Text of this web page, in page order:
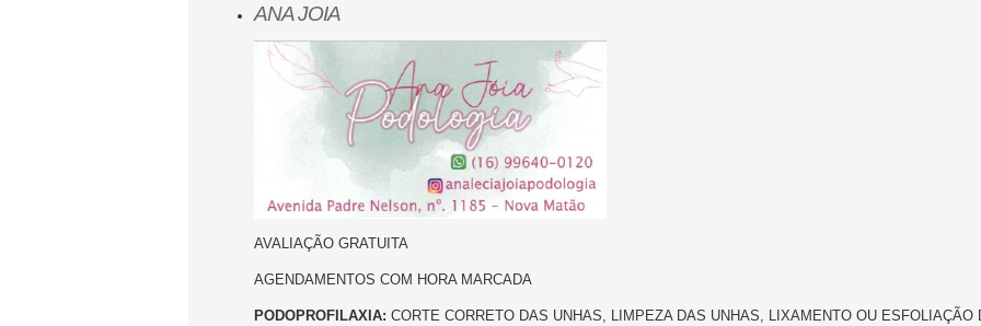
ANA JOIA
AVALIAÇÃO GRATUITA
AGENDAMENTOS COM HORA MARCADA
PODOPROFILAXIA: CORTE CORRETO DAS UNHAS, LIMPEZA DAS UNHAS, LIXAMENTO OU